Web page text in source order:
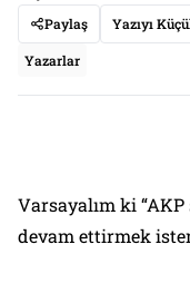
Paylaş
Yazıyı
Yazarlar
Varsayalım ki
devam ettirmek